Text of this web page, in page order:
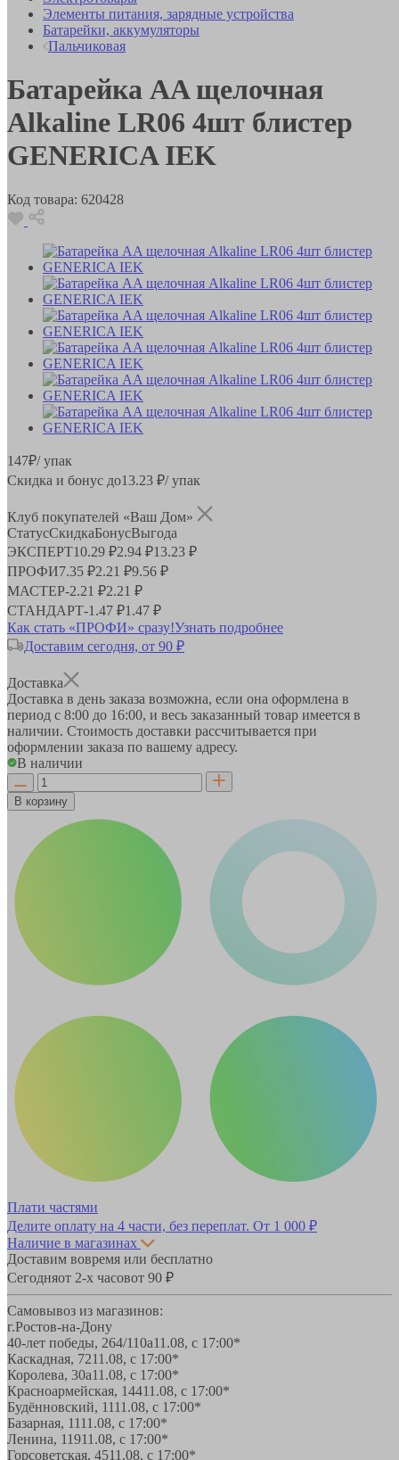
Элементы питания, зарядные устройства
Батарейки, аккумуляторы
Пальчиковая
Батарейка AA щелочная
Alkaline LR06 4шт блистер
GENERICA IEK
Код товара: 620428
147₽/ упак
Скидка и бонус до13.23 ₽/ упак
Клуб покупателей «Ваш Дом»
СтатусСкидкаБонусВыгода
ЭКСПЕРТ10.29 ₽2.94 ₽13.23 ₽
ПРОФИ7.35 ₽2.21 ₽9.56 ₽
МАСТЕР-2.21 ₽2.21 ₽
СТАНДАРТ-1.47 ₽1.47 ₽
Как стать «ПРОФИ» сразу!Узнать подробнее
Доставим сегодня, от 90 ₽
Доставка
Доставка в день заказа возможна, если она оформлена в
период с 8:00 до 16:00, и весь заказанный товар имеется в
наличии. Стоимость доставки рассчитывается при
оформлении заказа по вашему адресу.
В наличии
В корзину
Плати частями
Делите оплату на 4 части, без переплат. От 1 000 ₽
Наличие в магазинах
Доставим вовремя или бесплатно
Сегодняот 2-х часовот 90 ₽
Самовывоз из магазинов:
г.Ростов-на-Дону
40-лет победы, 264/110а11.08, с 17:00*
Каскадная, 7211.08, с 17:00*
Королева, 30а11.08, с 17:00*
Красноармейская, 14411.08, с 17:00*
Будённовский, 1111.08, с 17:00*
Базарная, 1111.08, с 17:00*
Ленина, 11911.08, с 17:00*
Горсоветская, 4511.08, с 17:00*